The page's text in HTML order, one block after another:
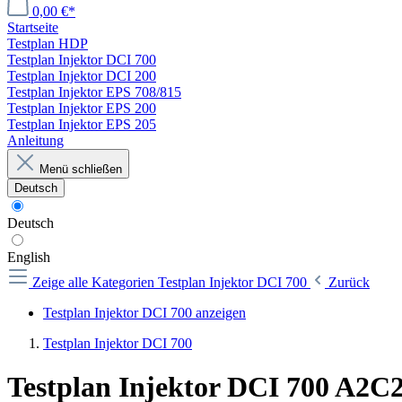
0,00 €*
Startseite
Testplan HDP
Testplan Injektor DCI 700
Testplan Injektor DCI 200
Testplan Injektor EPS 708/815
Testplan Injektor EPS 200
Testplan Injektor EPS 205
Anleitung
Menü schließen
Deutsch
Deutsch
English
Zeige alle Kategorien Testplan Injektor DCI 700
Zurück
Testplan Injektor DCI 700 anzeigen
Testplan Injektor DCI 700
Testplan Injektor DCI 700